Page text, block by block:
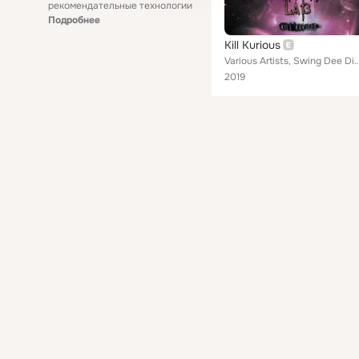
рекомендательные технологии
Подробнее
Kill Kurious
Various Artists, Swing Dee Diablo, The Archetype, Black
2019